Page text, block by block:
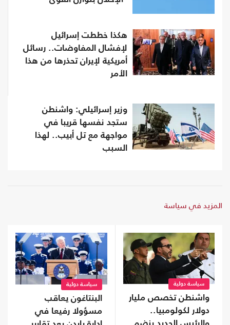
هكذا خططت إسرائيل
لإفشال المفاوضات.. رسائل
أمريكية لإيران تحذرها من هذا
الأمر
وزير إسرائيلي: واشنطن
ستجد نفسها قريبا في
مواجهة مع تل أبيب.. لهذا
السبب
المزيد في سياسة
سياسة دولية
واشنطن تخصص مليار
دولار لكولومبيا..
سياسة دولية
البنتاغون يعاقب
مسؤولا رفيعا في